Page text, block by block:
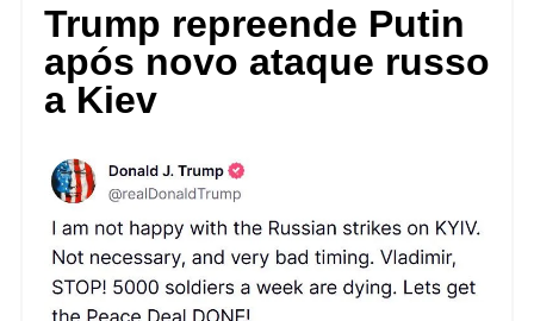
Trump repreende Putin
após novo ataque russo
a Kiev